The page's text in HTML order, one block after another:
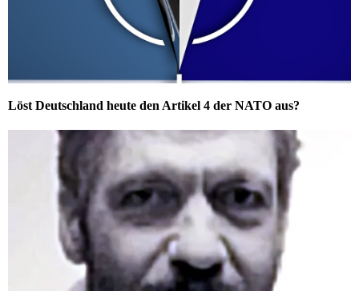
Löst Deutschland heute den Artikel 4 der NATO aus?